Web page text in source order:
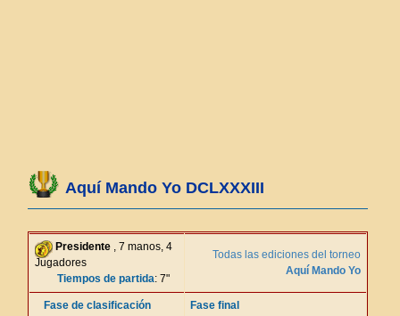
Aquí Mando Yo DCLXXXIII
Presidente , 7 manos, 4
Jugadores
Tiempos de partida: 7"
Todas las ediciones del torneo
Aquí Mando Yo
Fase de clasificación
Fase final